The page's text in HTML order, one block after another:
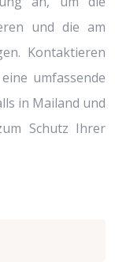
und die am
Kontaktieren
umfassende
in Mailand und
Schutz Ihrer